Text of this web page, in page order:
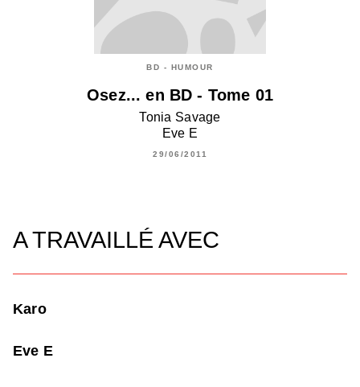
BD - HUMOUR
Osez... en BD - Tome 01
Tonia Savage
Eve E
29/06/2011
A TRAVAILLÉ AVEC
Karo
Eve E